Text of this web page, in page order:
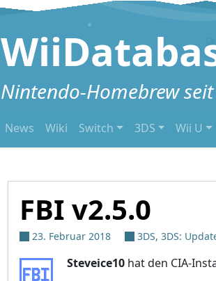
Nintendo-Homebrew
News Wiki Switch 3DS Wii U
FBI v2.5.0
23. Februar 2018 3DS, 3DS:
Steveice10 hat den CIA-